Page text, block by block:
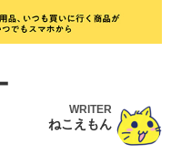
WRITER
ねこえもん